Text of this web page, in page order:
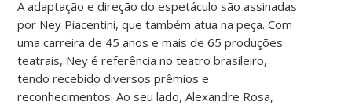
A adaptação e direção do espetáculo são assinadas
por Ney Piacentini, que também atua na peça. Com
uma carreira de 45 anos e mais de 65 produções
teatrais, Ney é referência no teatro brasileiro,
tendo recebido diversos prêmios e
reconhecimentos. Ao seu lado, Alexandre Rosa,